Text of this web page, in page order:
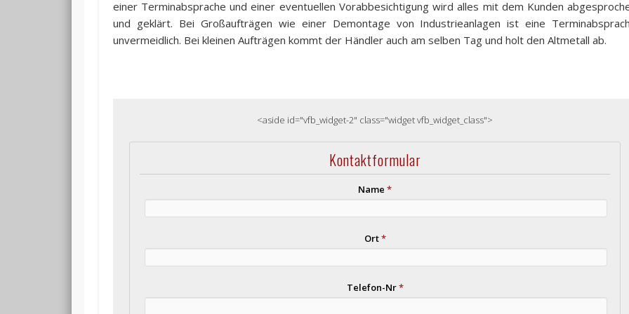
einer Terminabsprache und einer eventuellen Vorabbesichtigung wird alles mit dem Kunden
und geklärt. Bei Großaufträgen wie einer Demontage von Industrieanlagen ist eine
unvermeidlich. Bei kleinen Aufträgen kommt der Händler auch am selben Tag und holt den Altmetall ab.
<aside id="vfb_widget-2" class="widget vfb_widget_class">
Kontaktformular
Name*
Ort*
Telefon-Nr*